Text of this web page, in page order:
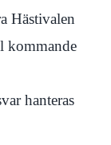
Hästivalen
kommande
hanteras